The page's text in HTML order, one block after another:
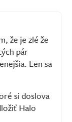
že je zlé že
pár
Len sa
si doslova
Halo